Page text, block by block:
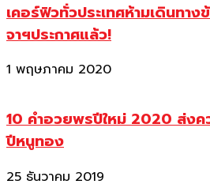
เคอร์ฟิวทั่วประเทศห้ามเดินทา
จาฯประกาศแล้ว!
1 พฤษภาคม 2020
10 คำอวยพรปีใหม่ 2020 ส่ง
ปีหนูทอง
25 ธันวาคม 2019